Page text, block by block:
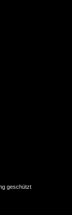
geschützt